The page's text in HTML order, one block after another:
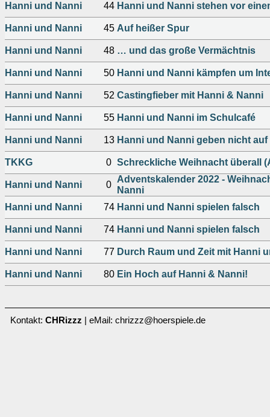
Hanni und Nanni 44 Hanni und Nanni stehen vor
Hanni und Nanni 45 Auf heißer Spur
Hanni und Nanni 48 … und das große Vermächtnis
Hanni und Nanni 50 Hanni und Nanni kämpfen um
Hanni und Nanni 52 Castingfieber mit Hanni & Nanni
Hanni und Nanni 55 Hanni und Nanni im Schulcafé
Hanni und Nanni 13 Hanni und Nanni geben nicht auf
TKKG 0 Schreckliche Weihnacht überall
Hanni und Nanni 0
Adventskalender 2022 -
Nanni
Hanni und Nanni
74 Hanni und Nanni spielen falsch
Hanni und Nanni 74 Hanni und Nanni spielen falsch
Hanni und Nanni 77 Durch Raum und Zeit mit Hanni
Hanni und Nanni 80 Ein Hoch auf Hanni & Nanni!
Kontakt: CHRizzz | eMail: chrizzz@hoerspiele.de